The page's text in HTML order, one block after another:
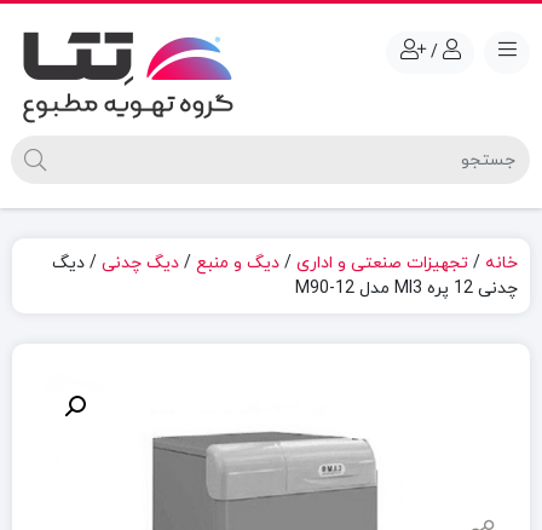
/
خانه / تجهیزات صنعتی و اداری / دیگ و منبع / دیگ چدنی / دیگ
چدنی 12 پره MI3 مدل M90-12